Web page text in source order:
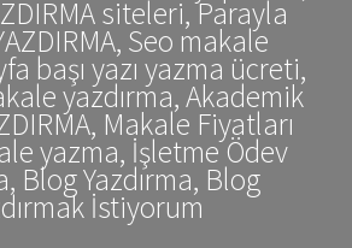
siteleri, Parayla
Seo makale
başı yazı yazma ücreti,
yazdırma, Akademik
Makale Fiyatları
yazma, İşletme Ödev
Blog Yazdırma, Blog
İstiyorum